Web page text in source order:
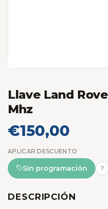
Llave Land
Mhz
€150,00
APLICAR DESCUENTO
Sin programación ?
DESCRIPCIÓN